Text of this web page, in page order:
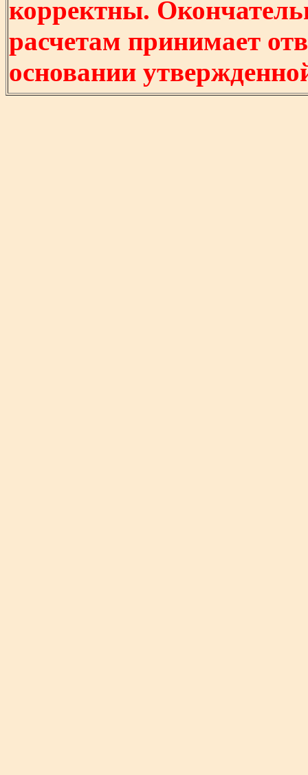
корректны.
расчетам принимает
основании